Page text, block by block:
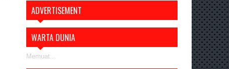
ADVERTISEMENT
WARTA DUNIA
Memuat...